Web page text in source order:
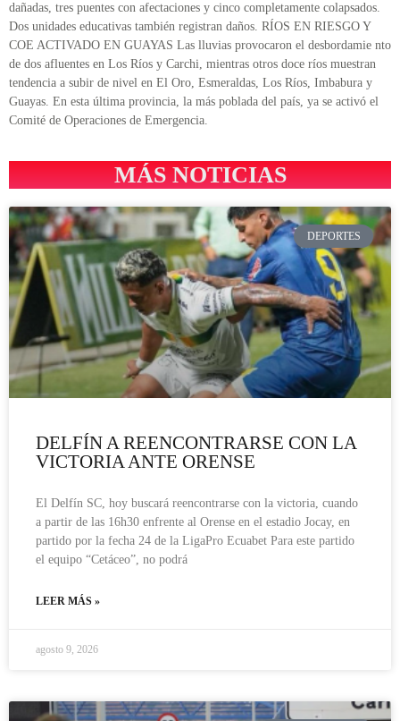
dañadas, tres puentes con afectaciones y cinco completamente colapsados.
Dos unidades educativas también registran daños. RÍOS EN RIESGO Y
COE ACTIVADO EN GUAYAS Las lluvias provocaron el desbordamie nto
de dos afluentes en Los Ríos y Carchi, mientras otros doce ríos muestran
tendencia a subir de nivel en El Oro, Esmeraldas, Los Ríos, Imbabura y
Guayas. En esta última provincia, la más poblada del país, ya se activó el
Comité de Operaciones de Emergencia.
MÁS NOTICIAS
DEPORTES
DELFÍN A REENCONTRARSE CON LA
VICTORIA ANTE ORENSE
El Delfín SC, hoy buscará reencontrarse con la victoria, cuando
a partir de las 16h30 enfrente al Orense en el estadio Jocay, en
partido por la fecha 24 de la LigaPro Ecuabet Para este partido
el equipo “Cetáceo”, no podrá
LEER MÁS »
agosto 9, 2026